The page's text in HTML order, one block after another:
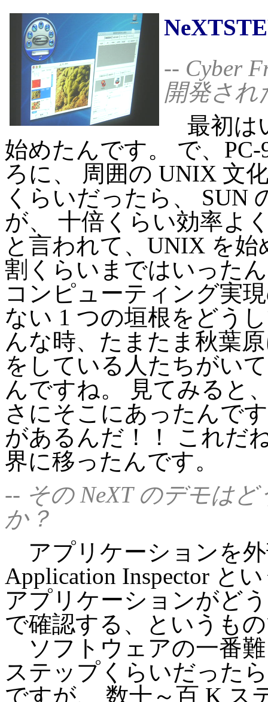
-- Cyber
開発され
最初は
始めたんです。 で、
ろに、 周囲の UNIX 文
くらいだったら、 SUN
が、 十倍くらい効率よ
と言われて、UNIX を
割くらいまではいった
コンピューティング実
ない 1 つの垣根をどう
んな時、たまたま秋葉
をしている人たちがい
んですね。 見てみると
さにそこにあったんで
があるんだ！！ これだ
界に移ったんです。
-- その NeXT のデモは
か？
アプリケーションを
Application Inspector と
アプリケーションがど
で確認する、というも
ソフトウェアの一番
ステップくらいだった
ですが、 数十～百 K ス